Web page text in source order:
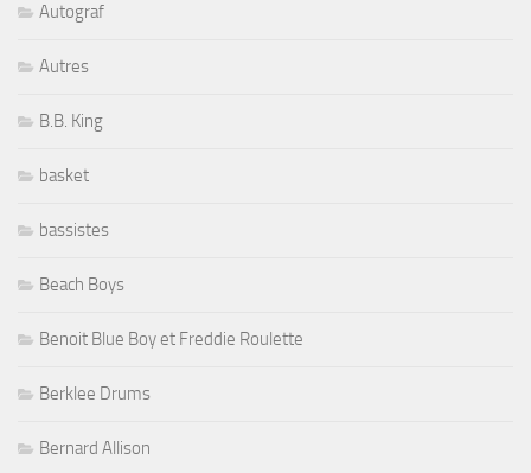
Autograf
Autres
B.B. King
basket
bassistes
Beach Boys
Benoit Blue Boy et Freddie Roulette
Berklee Drums
Bernard Allison